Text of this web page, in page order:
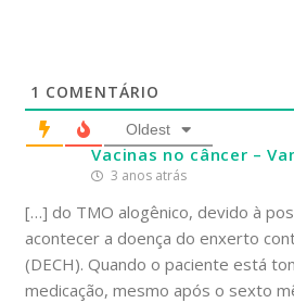
1 COMENTÁRIO
Oldest
Vacinas no câncer –
3 anos atrás
[…] do TMO alogênico, devido à
acontecer a doença do enxerto
(DECH). Quando o paciente está
medicação, mesmo após o sexto